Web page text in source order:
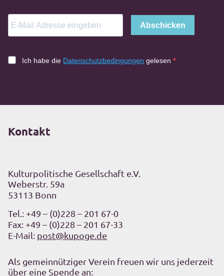
Abschicken
Ich habe die Datenschutzbedingungen gelesen
Kontakt
Kulturpolitische Gesellschaft e.V.
Weberstr. 59a
53113 Bonn
Tel.: +49 – (0)228 – 201 67-0
Fax: +49 – (0)228 – 201 67-33
E-Mail: post@kupoge.de
Als gemeinnütziger Verein freuen wir uns jederzeit
über eine Spende an: